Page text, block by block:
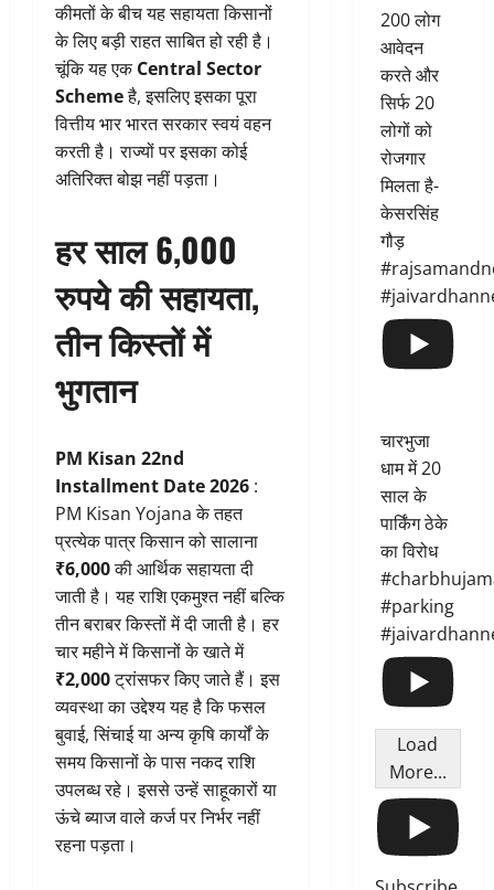
कीमतों के बीच यह सहायता किसानों
के लिए बड़ी राहत साबित हो रही है।
चूंकि यह एकCentral Sector
Schemeहै, इसलिए इसका पूरा
वित्तीय भार भारत सरकार स्वयं वहन
करती है। राज्यों पर इसका कोई
अतिरिक्त बोझ नहीं पड़ता।
हर साल 6,000
रुपये की सहायता,
तीन किस्तों में
भुगतान
PM Kisan 22nd
Installment Date 2026 :
PM Kisan Yojana के तहत
प्रत्येक पात्र किसान को सालाना
₹6,000की आर्थिक सहायता दी
जाती है। यह राशि एकमुश्त नहीं बल्कि
तीन बराबर किस्तों में दी जाती है। हर
चार महीने में किसानों के खाते में
₹2,000ट्रांसफर किए जाते हैं। इस
व्यवस्था का उद्देश्य यह है कि फसल
बुवाई, सिंचाई या अन्य कृषि कार्यों के
समय किसानों के पास नकद राशि
उपलब्ध रहे। इससे उन्हें साहूकारों या
ऊंचे ब्याज वाले कर्ज पर निर्भर नहीं
रहना पड़ता।
200 लोग
आवेदन
करते और
सिर्फ 20
लोगों को
रोजगार
मिलता है-
केसरसिंह
गौड़
चारभुजा
धाम में 20
साल के
पार्किंग ठेके
का विरोध
#parking
Load
More...